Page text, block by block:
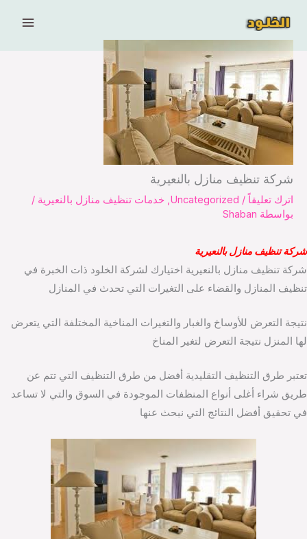
شركة تنظيف منازل بالنعيرية
اترك تعليقاً /
Uncategorized
, خدمات تنظيف منازل بالنعيرية /
بواسطة Shaban
شركة تنظيف منازل بالنعيرية
شركة تنظيف منازل بالنعيرية اختيارك لشركة الخلود ذات الخبرة في
تنظيف المنازل والقضاء على التغيرات التي تحدث في المنازل
نتيجة التعرض للأوساخ والغبار والتغيرات المناخية المختلفة التي يتعرض
لها المنزل نتيجة التعرض لتغير المناخ
تعتبر طرق التنظيف التقليدية أفضل من طرق التنظيف التي تتم عن
طريق شراء أغلى أنواع المنظفات الموجودة في السوق والتي لا تساعد
في تحقيق أفضل النتائج التي نبحث عنها